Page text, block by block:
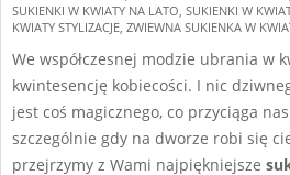
SUKIENKI W KWIATY NA LATO SUKIENKI W
KWIATY STYLIZACJE ZWIEWNA SUKIENKA W
We współczesnej modzie ubrania w
kwintesencję kobiecości. I nic
jest coś magicznego, co przyciąga
szczególnie gdy na dworze robi się
przejrzymy z Wami najpiękniejsze